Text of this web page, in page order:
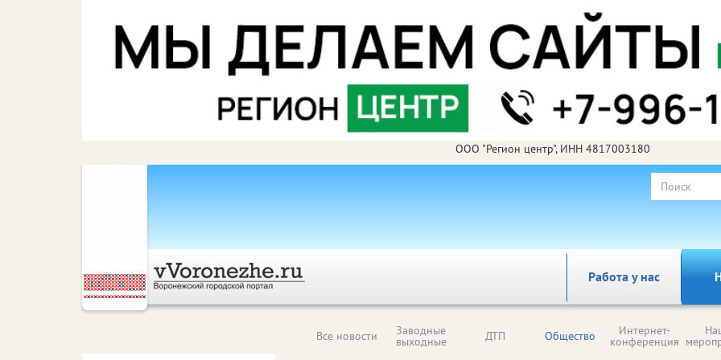
ООО "Регион центр", ИНН 4817003180
Работа у нас
Все новости Заводные
выходные ДТП Общество Интернет-
конференция